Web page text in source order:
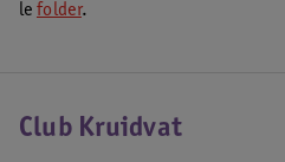
le folder.
Club Kruidvat